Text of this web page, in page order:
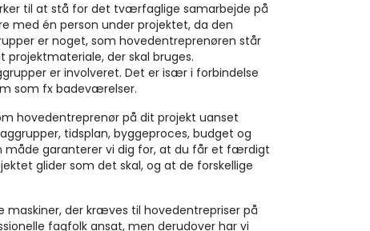
til at stå for det tværfaglige samarbejde på
med én person under projektet, da den
er noget, som hovedentreprenøren står
projektmateriale, der skal bruges.
er involveret. Det er især i forbindelse
som fx badeværelser.
hovedentreprenør på dit projekt uanset
tidsplan, byggeproces, budget og
måde garanterer vi dig for, at du får et færdigt
glider som det skal, og at de forskellige
maskiner, der kræves til hovedentrepriser på
fagfolk ansat, men derudover har vi